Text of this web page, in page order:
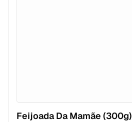
Feijoada Da Mamãe (300g)